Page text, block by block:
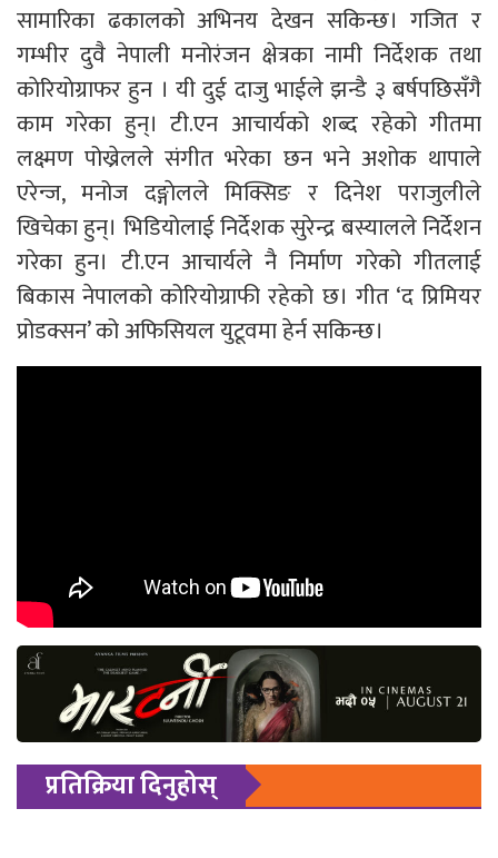
सामारिका ढकालको अभिनय देखन सकिन्छ। गजित र
गम्भीर दुवै नेपाली मनोरंजन क्षेत्रका नामी निर्देशक तथा
काेरियाेग्राफर हुन । यी दुई दाजु भाईले झन्डै ३ बर्षपछिसँगै
काम गरेका हुन्। टी.एन आचार्यको शब्द रहेको गीतमा
लक्ष्मण पोख्रेलले संगीत भरेका छन भने अशोक थापाले
एरेन्ज, मनोज दङ्गाेलले मिक्सिङ र दिनेश पराजुलीले
खिचेका हुन्। भिडियोलाई निर्देशक सुरेन्द्र बस्यालले निर्देशन
गरेका हुन। टी.एन आचार्यले नै निर्माण गरेको गीतलाई
बिकास नेपालको कोरियोग्राफी रहेको छ। गीत ‘द प्रिमियर
प्रोडक्सन’ को अफिसियल युटूवमा हेर्न सकिन्छ।
प्रतिक्रिया दिनुहोस्